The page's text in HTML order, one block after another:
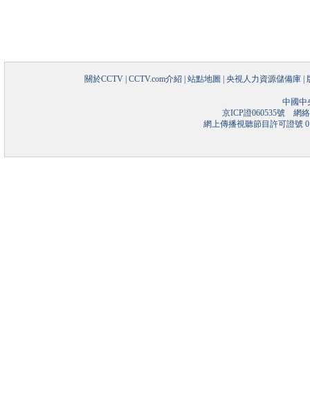
關於CCTV CCTV.com介紹 站點地圖 央視人力資源儲備庫
中國中
京ICP證060535號網絡
網上傳播視聽節目許可證號